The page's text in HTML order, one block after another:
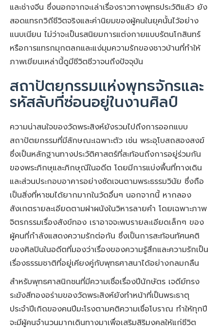
และช่างจีน ซึ่งนอกจากจะเล่าเรื่องราวทางพุทธประวัติแล้ว ยัง
สอดแทรกวิถีชีวิตจริงและค่านิยมของผู้คนในยุคนั้นไว้อย่าง
แนบเนียน ไม่ว่าจะเป็นรสนิยมการแต่งกายแบบรัตนโกสินทร์
หรือการแทรกมุกตลกและแง่มุมความรักของชาวบ้านที่ทำให้
ภาพเขียนเหล่านี้ดูมีชีวิตชีวาจนถึงปัจจุบัน
สถาปัตยกรรมแห่งพุทธจักรและ
รหัสลับที่ซ่อนอยู่ในงานศิลป์
ความน่าสนใจของวัดพระสิงห์ยังรวมไปถึงการออกแบบ
สถาปัตยกรรมที่มีลักษณะเฉพาะตัว เช่น พระอุโบสถสองสงฆ์
ซึ่งเป็นหลักฐานทางประวัติศาสตร์ที่สะท้อนถึงการอยู่ร่วมกัน
ของพระภิกษุและภิกษุณีในอดีต โดยมีการแบ่งพื้นที่ทางเดิน
และส่วนประกอบอาคารอย่างชัดเจนตามพระธรรมวินัย ซึ่งถือ
เป็นสิ่งที่หาชมได้ยากมากในวัดอื่นๆ นอกจากนี้ หากลอง
สังเกตรายละเอียดตามฝาผนังในวิหารลายคำ โดยเฉพาะภาพ
จิตรกรรมเรื่องสังข์ทอง เราอาจจะพบรายละเอียดเล็กๆ ของ
ผู้คนที่กำลังแสดงความรักต่อกัน ซึ่งเป็นการสะท้อนทัศนคติ
ของศิลปินในอดีตที่มองว่าเรื่องของความรู้สึกและความรักเป็น
เรื่องธรรมชาติที่อยู่เคียงคู่กับพุทธศาสนาได้อย่างกลมกลืน
สำหรับพุทธศาสนิกชนที่มีความเชื่อเรื่องปีนักษัตร เจดีย์ทรง
ระฆังสีทองอร่ามของวัดพระสิงห์ยังทำหน้าที่เป็นพระธาตุ
ประจำปีเกิดของคนปีมะโรงตามคติความเชื่อโบราณ ทำให้ทุกปี
จะมีผู้คนจำนวนมากเดินทางมาเพื่อเสริมสิริมงคลให้แก่ชีวิต